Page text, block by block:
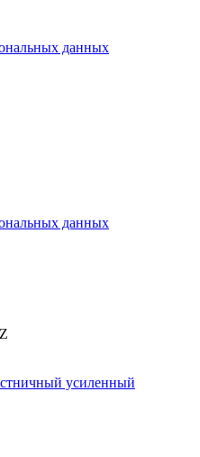
данных
данных
усиленный